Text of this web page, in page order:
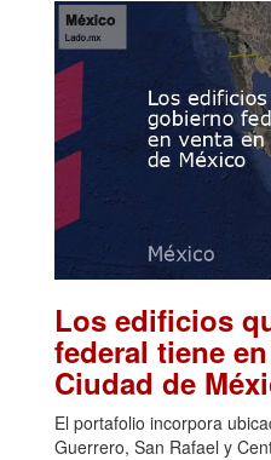
Los edificios
federal tiene
Ciudad de
El portafolio incorpora
Guerrero, San Rafael y